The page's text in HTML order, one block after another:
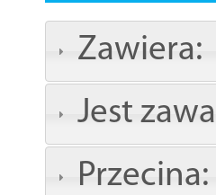
Zawiera:
Jest
Przecina: